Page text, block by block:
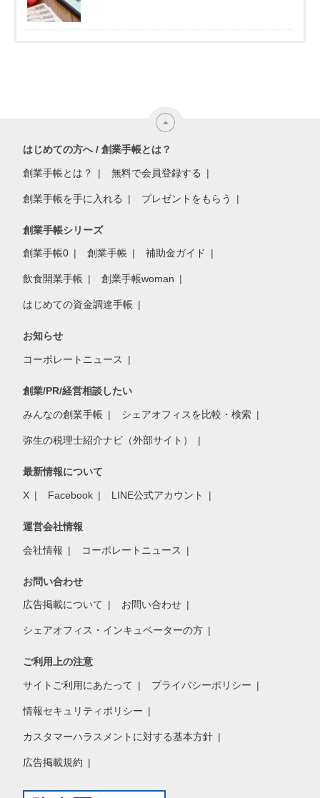
はじめての方へ / 創業手帳とは？
創業手帳とは？ 無料で会員登録する
創業手帳を手に入れる プレゼントをもらう
創業手帳シリーズ
創業手帳0 創業手帳 補助金ガイド
飲食開業手帳 創業手帳woman
はじめての資金調達手帳
お知らせ
コーポレートニュース
創業/PR/経営相談したい
みんなの創業手帳 シェアオフィスを比較・検索
弥生の税理士紹介ナビ（外部サイト）
最新情報について
X Facebook LINE公式アカウント
運営会社情報
会社情報 コーポレートニュース
お問い合わせ
広告掲載について お問い合わせ
シェアオフィス・インキュベーターの方
ご利用上の注意
サイトご利用にあたって プライバシーポリシー
情報セキュリティポリシー
カスタマーハラスメントに対する基本方針
広告掲載規約